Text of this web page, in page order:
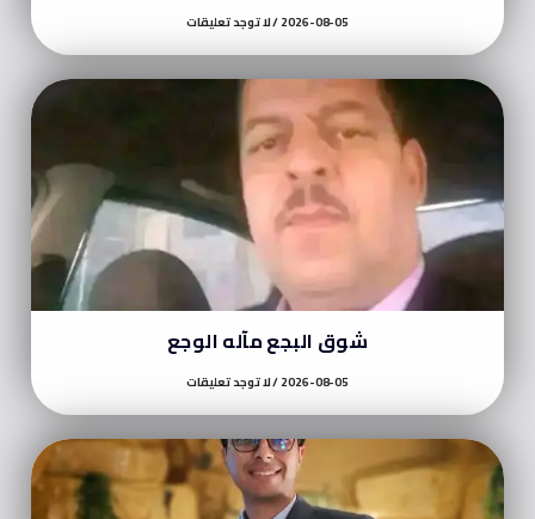
2026-08-05 لا توجد تعليقات
شوق البجع مآله الوجع
2026-08-05 لا توجد تعليقات